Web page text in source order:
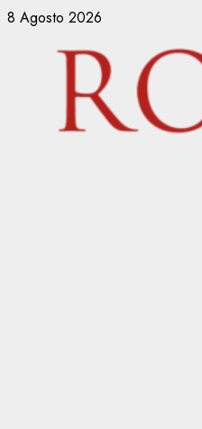
Vai
contenuto
8 Agosto 2026